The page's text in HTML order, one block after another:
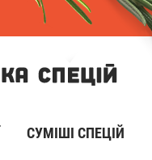
CУМІШІ СПЕЦІЙ